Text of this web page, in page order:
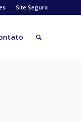
Site Seguro